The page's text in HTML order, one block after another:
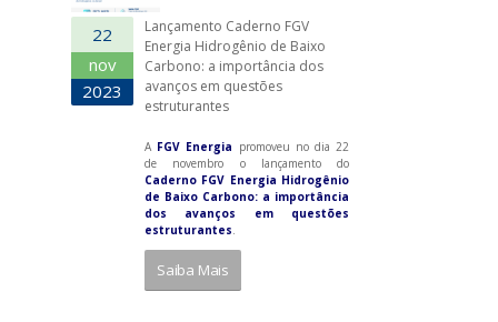
22
nov
2023
Lançamento Caderno FGV
Energia Hidrogênio de Baixo
Carbono: a importância dos
avanços em questões
estruturantes
A FGV Energia promoveu no dia 22
de novembro o lançamento do
Caderno FGV Energia Hidrogênio
de Baixo Carbono: a importância
dos avanços em questões
estruturantes
Saiba Mais